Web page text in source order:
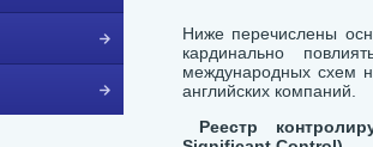
Ниже перечислены
кардинально
международных схем
английских компаний.
Реестр